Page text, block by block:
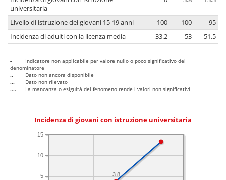
universitaria
Livello di istruzione dei giovani 15-19 anni 100 100
95
Incidenza di adulti con la licenza media
33.2 53 51.5
-
Indicatore non applicabile per valore nullo o poco significativo del
denominatore
..
Dato non ancora disponibile
...
Dato non rilevato
....
La mancanza o esiguità del fenomeno rende i valori non significativi
Incidenza di giovani con istruzione universitaria
5
10
15
3.8